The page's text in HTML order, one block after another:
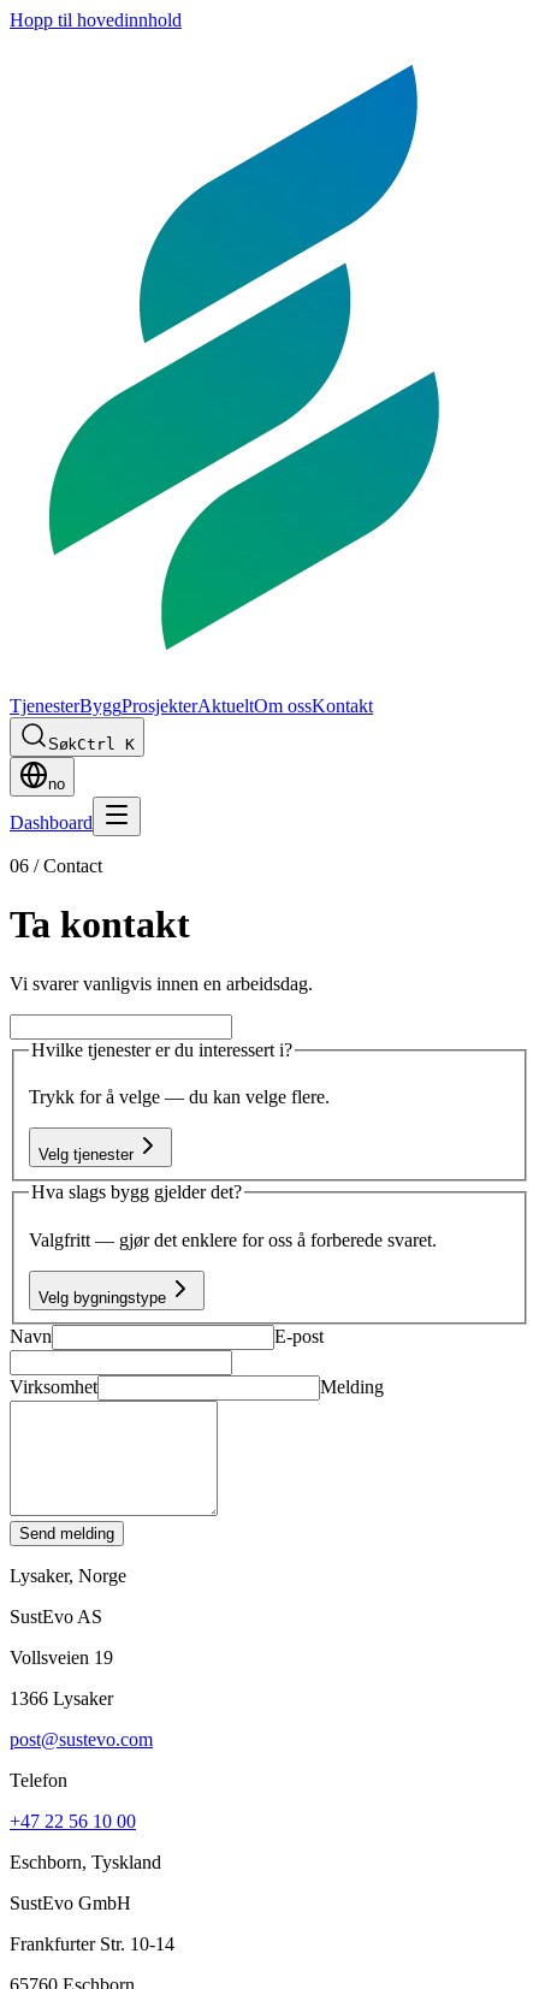
Hopp til hovedinnhold
TjenesterByggProsjekterAktueltOm ossKontakt
SøkCtrl K
no
Dashboard
06 / Contact
Ta kontakt
Vi svarer vanligvis innen en arbeidsdag.
Hvilke tjenester er du interessert i?
Trykk for å velge — du kan velge flere.
Velg tjenester
Hva slags bygg gjelder det?
Valgfritt — gjør det enklere for oss å forberede svaret.
Velg bygningstype
Navn E-post
Virksomhet Melding
Send melding
Lysaker, Norge
SustEvo AS
Vollsveien 19
1366 Lysaker
post@sustevo.com
Telefon
+47 22 56 10 00
Eschborn, Tyskland
SustEvo GmbH
Frankfurter Str. 10-14
65760 Eschborn